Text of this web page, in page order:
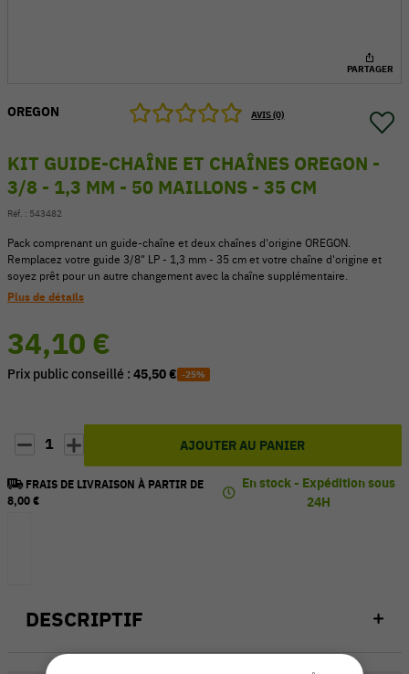
V
PARTAGER
DESCRIPTIF
OREGON AVIS (0)
KIT GUIDE-CHAÎNE ET CHAÎNES OREGON -
3/8 - 1,3 MM - 50 MAILLONS - 35 CM
Réf. : 543482
Pack comprenant un guide-chaîne et deux chaînes d'origine OREGON.
Remplacez votre guide 3/8" LP - 1,3 mm - 35 cm et votre chaîne d'origine et
soyez prêt pour un autre changement avec la chaîne supplémentaire.
Plus de détails
34,10 €
Prix public conseillé : 45,50 € -25%
1 AJOUTER AU PANIER
FRAIS DE LIVRAISON À PARTIR DE
8,00 €
En stock - Expédition sous
24H